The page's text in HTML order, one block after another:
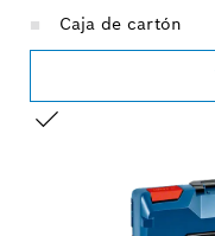
Caja de cartón